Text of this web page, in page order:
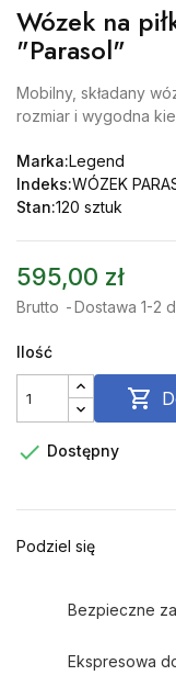
Wózek na
"Parasol"
Mobilny, składany
rozmiar i wygodna
Marka:Legend
Indeks:WÓZEK
Stan:120 sztuk
595,00 zł
Brutto Dostawa 1-2
Ilość

 Dostępny
Podziel się
Bezpieczne
Ekspresowa